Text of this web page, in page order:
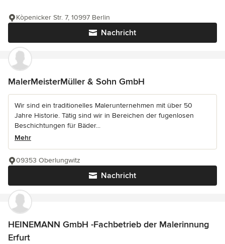
Nachricht
Kòpenicker Str. 7, 10997 Berlin
MalerMeisterMüller & Sohn GmbH
Wir sind ein traditionelles Malerunternehmen mit über 50
Jahre Historie. Tätig sind wir in Bereichen der fugenlosen
Beschichtungen für Bäder...
Mehr
Nachricht
09353 Oberlungwitz
HEINEMANN GmbH -Fachbetrieb der Malerinnung
Erfurt